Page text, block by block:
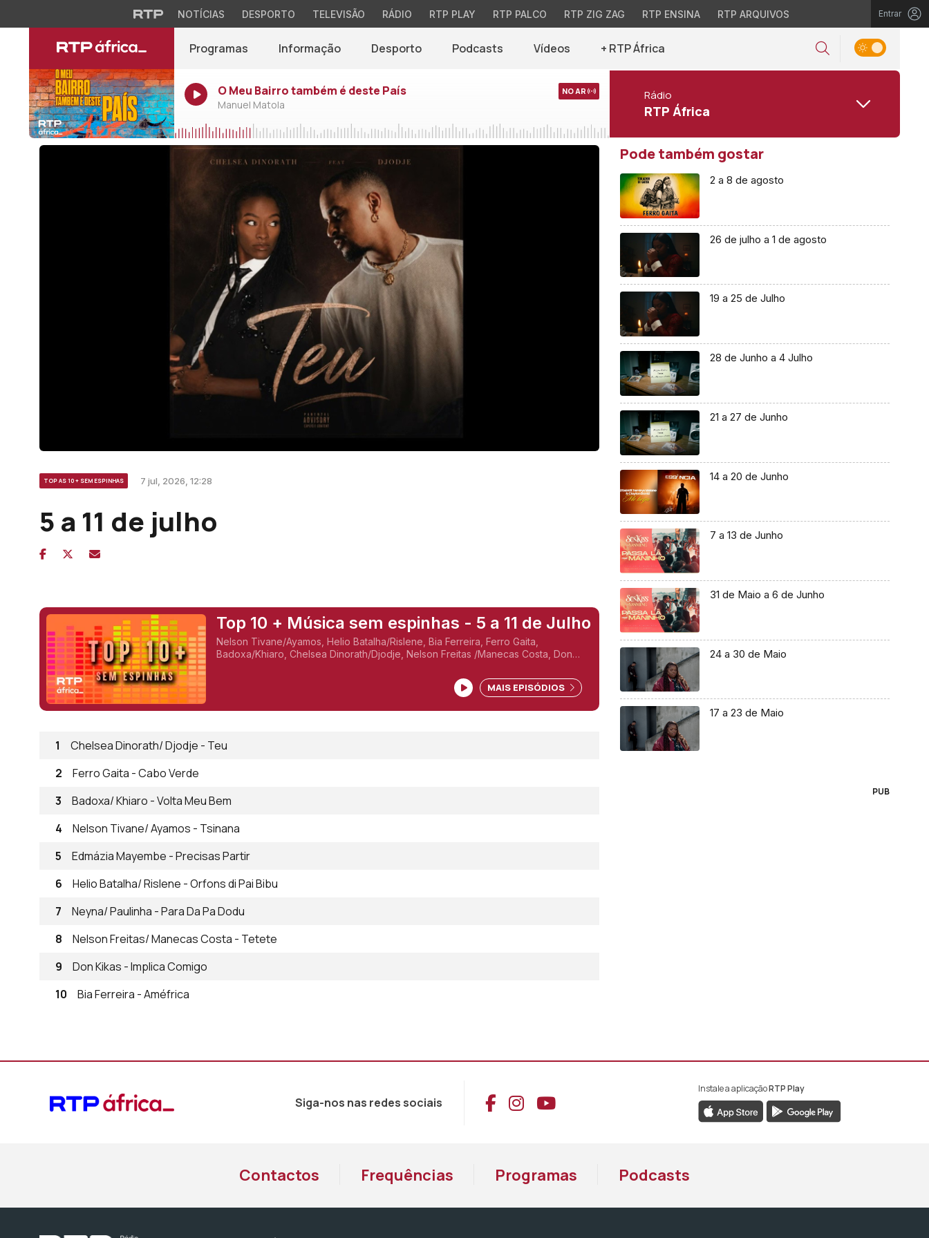
NOTÍCIAS DESPORTO TELEVISÃO RÁDIO RTP PLAY RTP PALCO RTP ZIG ZAG RTP ENSINA RTP ARQUIVOS Entrar
Programas Informação Desporto Podcasts Vídeos + RTP África
O Meu Bairro também é deste País
Manuel Matola
NO AR Rádio
RTP África
TOP AS 10 + SEM ESPINHAS 7 jul, 2026, 12:28
5 a 11 de julho
Top 10 + Música sem espinhas - 5 a 11 de Julho
Nelson Tivane/Ayamos, Helio Batalha/Rislene, Bia Ferreira, Ferro Gaita,
Badoxa/Khiaro, Chelsea Dinorath/Djodje, Nelson Freitas /Manecas Costa, Don
MAIS EPISÓDIOS
1
Chelsea Dinorath/ Djodje - Teu
2
Ferro Gaita - Cabo Verde
3
Badoxa/ Khiaro - Volta Meu Bem
4
Nelson Tivane/ Ayamos - Tsinana
5
Edmázia Mayembe - Precisas Partir
6
Helio Batalha/ Rislene - Orfons di Pai Bibu
7
Neyna/ Paulinha - Para Da Pa Dodu
8
Nelson Freitas/ Manecas Costa - Tetete
9
Don Kikas - Implica Comigo
10
Bia Ferreira - Améfrica
Pode também gostar
2 a 8 de agosto
26 de julho a 1 de agosto
19 a 25 de Julho
28 de Junho a 4 Julho
21 a 27 de Junho
14 a 20 de Junho
7 a 13 de Junho
31 de Maio a 6 de Junho
24 a 30 de Maio
17 a 23 de Maio
PUB
Siga-nos nas redes sociais Aceder ao Facebook da RTP África
Aceder ao Instagram da RTP África
Aceder ao YouTube da RTP África
Instale a aplicaçãoRTP Play
Contactos Frequências Programas Podcasts